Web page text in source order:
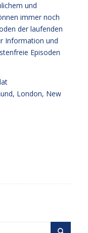
und
immer noch
der laufenden
Information und
Episoden
London, New